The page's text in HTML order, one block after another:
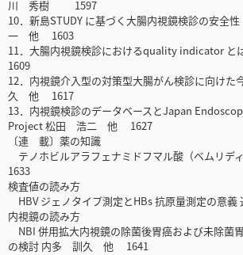
川 秀樹 1597
10．新島STUDY に基づく大腸内視鏡検診の安全
一 他 1603
11．大腸内視鏡検診におけるquality indicator
1609
12．内視鏡介入型の対策型大腸がん検診に向け
久 他 1617
13．内視鏡検診のデータベースとJapan
Project 松田 浩二 他 1627
〔連 載〕薬の知識
テノホビルアラフェナミドフマル酸（ベ
1633
検査値の読み方
HBV ジェノタイプ測定とHBs 抗原量測定の
内視鏡の読み方
NBI 併用拡大内視鏡の除菌後胃癌および未除菌
の検討 内多 訓久 他 1641